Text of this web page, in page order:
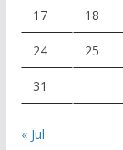
17 18
24 25
31
« Jul